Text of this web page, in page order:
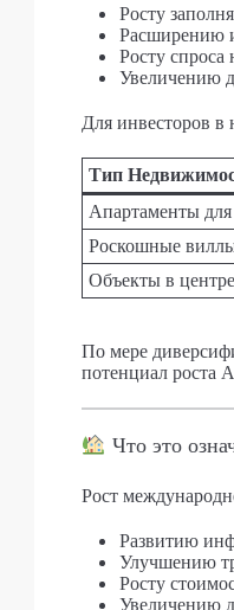
Росту
Расширению
Росту спроса
Увеличению
Для инвесторов в
Тип
Апартаменты
Роскошные
Объекты в
По мере
потенциал роста
Что это
Рост
Развитию
Улучшению
Росту